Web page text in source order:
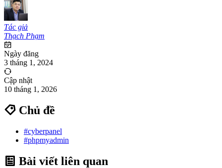
Tác giả
Thạch Phạm
Ngày đăng
3 tháng 1, 2024
Cập nhật
10 tháng 1, 2026
Chủ đề
#cyberpanel
#phpmyadmin
Bài viết liên quan